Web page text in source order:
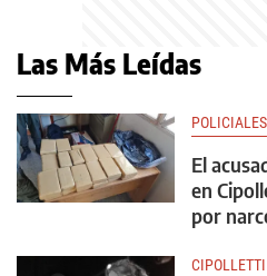
Las Más Leídas
POLICIALES
El
en
por
CIPOLLETTI